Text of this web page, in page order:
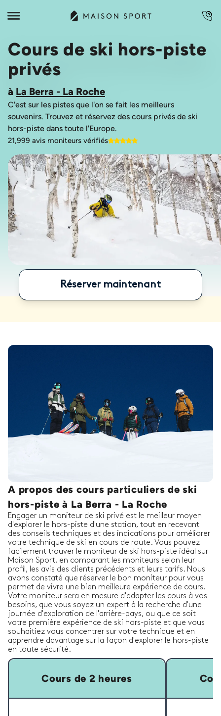
Cours de ski hors-piste
privés
à La Berra - La Roche
C'est sur les pistes que l'on se fait les meilleurs
souvenirs. Trouvez et réservez des cours privés de ski
21,999 avis moniteurs vérifiés
Réserver maintenant
A propos des cours particuliers de ski
hors-piste à La Berra - La Roche
Engager un moniteur de ski privé est le meilleur moyen
d'explorer le hors-piste d'une station, tout en recevant
des conseils techniques et des indications pour améliorer
votre technique de ski en cours de route. Vous pouvez
facilement trouver le moniteur de ski hors-piste idéal sur
Maison Sport, en comparant les moniteurs selon leur
profil, les avis des clients précédents et leurs tarifs. Nous
avons constaté que réserver le bon moniteur pour vous
permet de vivre une bien meilleure expérience de cours.
Votre moniteur sera en mesure d'adapter les cours à vos
besoins, que vous soyez un expert à la recherche d'une
journée d'exploration de l'arrière-pays, ou que ce soit
votre première expérience de ski hors-piste et que vous
souhaitiez vous concentrer sur votre technique et en
apprendre davantage sur la façon d'explorer le hors-piste
en toute sécurité.
Cours de 2 heures